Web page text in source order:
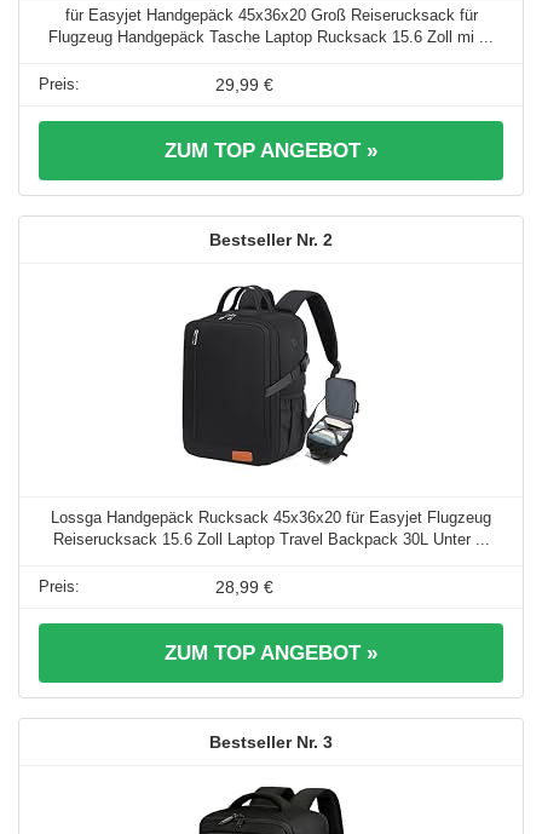
für Easyjet Handgepäck 45x36x20 Groß Reiserucksack für
Flugzeug Handgepäck Tasche Laptop Rucksack 15.6 Zoll mi ...
29,99 €
ZUM TOP ANGEBOT »
2
Lossga Handgepäck Rucksack 45x36x20 für Easyjet Flugzeug
Reiserucksack 15.6 Zoll Laptop Travel Backpack 30L Unter ...
28,99 €
ZUM TOP ANGEBOT »
3